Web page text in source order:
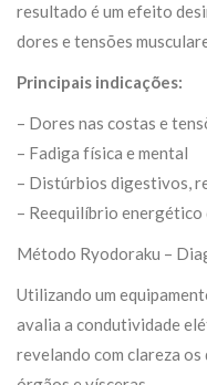
resultado é um efeito
dores e tensões
Principais indicações:
– Dores nas costas e
– Fadiga física e mental
– Distúrbios digestivos,
– Reequilíbrio
Método Ryodoraku –
Utilizando um
avalia a condutividade
revelando com clareza